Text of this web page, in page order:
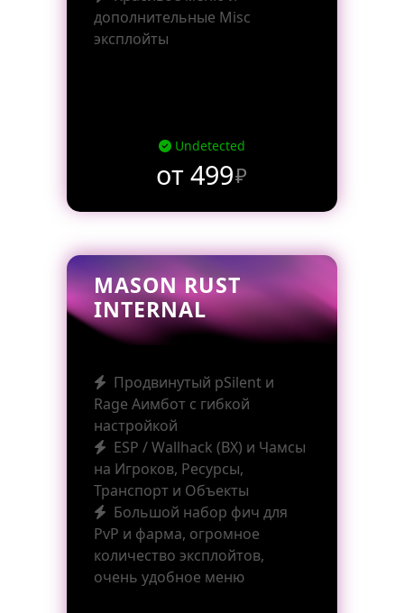
дополнительные Misc
эксплойты
Undetected
от 499₽
MASON RUST
INTERNAL
Продвинутый pSilent и
Rage Аимбот с гибкой
настройкой
ESP / Wallhack (ВХ) и Чамсы
на Игроков, Ресурсы,
Транспорт и Объекты
Большой набор фич для
PvP и фарма, огромное
количество эксплойтов,
очень удобное меню